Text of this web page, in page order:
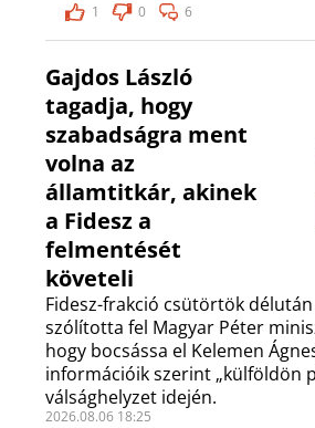
1
0 6
Gajdos László
tagadja, hogy
szabadságra ment
volna az
államtitkár, akinek
a Fidesz a
felmentését
követeli
Fidesz-frakció csütörtök
szólította fel Magyar Péter
hogy bocsássa el Kelemen
információik szerint „külföldön
válsághelyzet idején.
2026.08.06 18:25